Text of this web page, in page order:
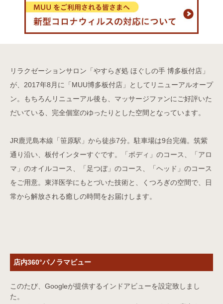
リラクゼーションサロン「やすらぎ処 ほぐしの手 博多板付店」
が、2017年8月に「MUU博多板付店」としてリニューアルオープ
ン。もちろんリニューアル後も、マッサージファンにご好評いた
だいている、完全個室のゆったりとした空間となっています。
JR鹿児島本線「笹原駅」から徒歩7分。駐車場は9台完備。筑紫
通り沿い、板付インターすぐです。「ボディ」のコース、「アロ
マ」のオイルコース、「足つぼ」のコース、「ヘッド」のコース
をご用意。東洋医学にもとづいた技術と、くつろぎの空間で、日
常から解放される癒しの時間をお届けします。
店内360°パノラマビュー
このたび、Googleが提供するインドアビューを設定致しまし
た。